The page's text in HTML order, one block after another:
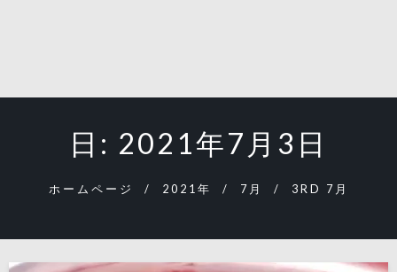
日: 2021年7月3日
ホームページ 2021年 7月 3RD 7月